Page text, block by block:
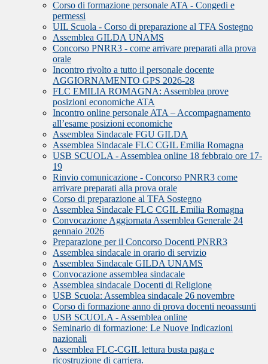
Corso di formazione personale ATA - Congedi e
permessi
UIL Scuola - Corso di preparazione al TFA Sostegno
Assemblea GILDA UNAMS
Concorso PNRR3 - come arrivare preparati alla prova
orale
Incontro rivolto a tutto il personale docente
AGGIORNAMENTO GPS 2026-28
FLC EMILIA ROMAGNA: Assemblea prove
posizioni economiche ATA
Incontro online personale ATA – Accompagnamento
all’esame posizioni economiche
Assemblea Sindacale FGU GILDA
Assemblea Sindacale FLC CGIL Emilia Romagna
USB SCUOLA - Assemblea online 18 febbraio ore 17-
19
Rinvio comunicazione - Concorso PNRR3 come
arrivare preparati alla prova orale
Corso di preparazione al TFA Sostegno
Assemblea Sindacale FLC CGIL Emilia Romagna
Convocazione Aggiornata Assemblea Generale 24
gennaio 2026
Preparazione per il Concorso Docenti PNRR3
Assemblea sindacale in orario di servizio
Assemblea Sindacale GILDA UNAMS
Convocazione assemblea sindacale
Assemblea sindacale Docenti di Religione
USB Scuola: Assemblea sindacale 26 novembre
Corso di formazione anno di prova docenti neoassunti
USB SCUOLA - Assemblea online
Seminario di formazione: Le Nuove Indicazioni
nazionali
Assemblea FLC-CGIL lettura busta paga e
ricostruzione di carriera.